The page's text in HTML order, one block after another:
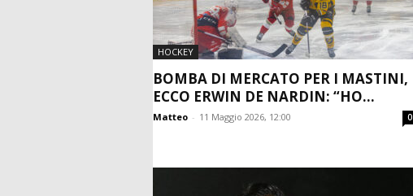
HOCKEY
BOMBA DI MERCATO PER I MASTINI,
ECCO ERWIN DE NARDIN: “HO...
Matteo - 11 Maggio 2026, 12:00 0